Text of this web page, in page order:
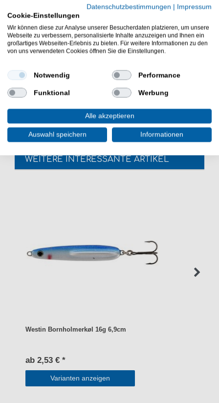
Gr. 1 / 39kg / 6 Kugellagerwirbel
Gr. 1/0 / 45kg / 5 Kugellagerwirbel
Gr. 2/0 / 50kg / 5 Kugellagerwirbel
Gr. 3/0 / 55kg / 4 Kugellagerwirbel
Gr. 4/0 / 60kg / 3 Kugellagerwirbel
Die Norwegen Power Wirbel mit gelötetem Ring sind
Wirbel sind gut zum Fischen in Norwegen, Island &
WEITERE INTERESSANTE ARTIKEL
Westin Bornholmerkøl 16g 6,9cm
ab 2,53 € *
Varianten anzeigen
Datenschutzbestimmungen | Impressum
Cookie-Einstellungen
Wir können diese zur Analyse unserer Besucherdaten platzieren, um unsere
Webseite zu verbessern, personalisierte Inhalte anzuzeigen und Ihnen ein
großartiges Webseiten-Erlebnis zu bieten. Für weitere Informationen zu den
von uns verwendeten Cookies öffnen Sie die Einstellungen.
Notwendig Performance
Funktional Werbung
Alle akzeptieren
Auswahl speichern Informationen